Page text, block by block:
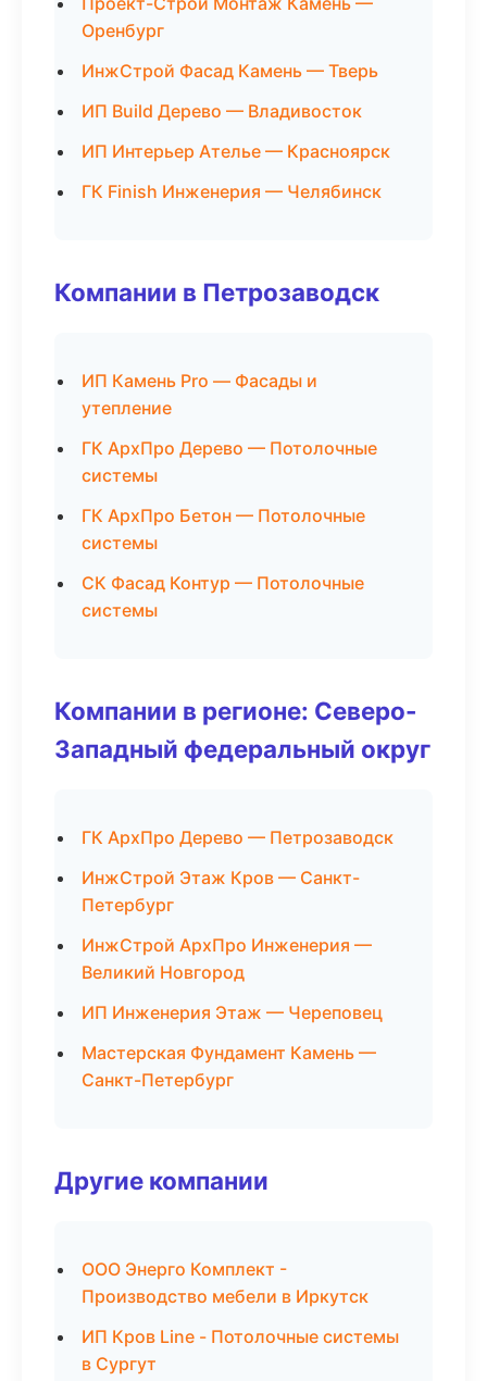
Оренбург
ИнжСтрой Фасад Камень — Тверь
ИП Build Дерево — Владивосток
ИП Интерьер Ателье — Красноярск
ГК Finish Инженерия — Челябинск
Компании в Петрозаводск
ИП Камень Pro — Фасады и
утепление
ГК АрхПро Дерево — Потолочные
системы
ГК АрхПро Бетон — Потолочные
системы
СК Фасад Контур — Потолочные
системы
Компании в регионе: Северо-
Западный федеральный округ
ГК АрхПро Дерево — Петрозаводск
ИнжСтрой Этаж Кров — Санкт-
Петербург
ИнжСтрой АрхПро Инженерия —
Великий Новгород
ИП Инженерия Этаж — Череповец
Мастерская Фундамент Камень —
Санкт-Петербург
Другие компании
ООО Энерго Комплект -
Производство мебели в Иркутск
ИП Кров Line - Потолочные системы
в Сургут